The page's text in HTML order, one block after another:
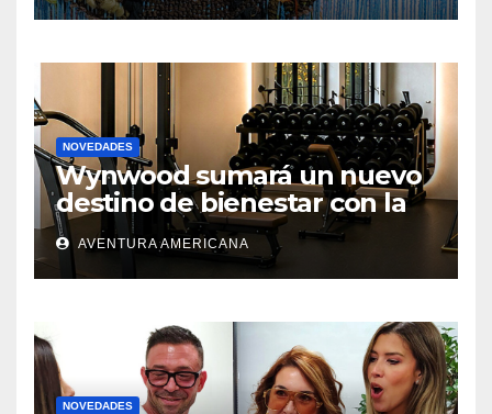
Hollywood
NOVEDADES
Wynwood sumará un nuevo
destino de bienestar con la
apertura de UNLOCK
AVENTURA AMERICANA
NOVEDADES